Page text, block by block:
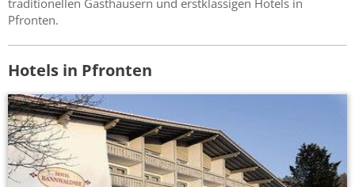
traditionellen Gasthäusern und erstklassigen Hotels in
Pfronten.
Hotels in Pfronten